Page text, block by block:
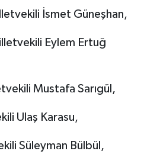
İsmet Güneşhan,
Eylem Ertuğ
Mustafa Sarıgül,
Ulaş Karasu,
Süleyman Bülbül,